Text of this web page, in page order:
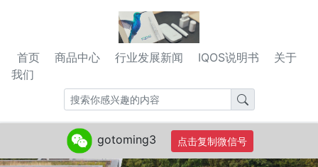
首页 商品中心 行业发展新闻 IQOS说明书
关于
我们
gotoming3 点击复制微信号